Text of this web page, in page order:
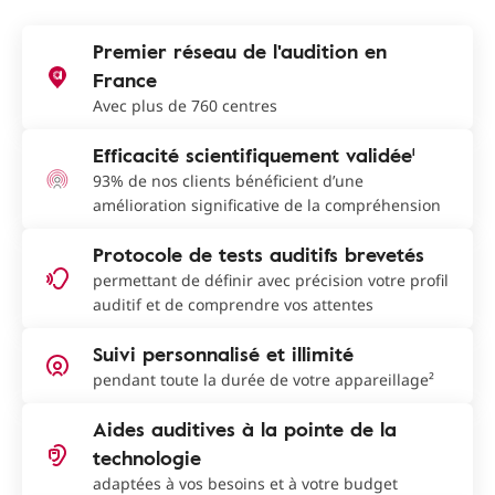
Premier réseau de l'audition en
France
Avec plus de 760 centres
Efficacité scientifiquement validée¹
93% de nos clients bénéficient d’une
amélioration significative de la compréhension
Protocole de tests auditifs brevetés
permettant de définir avec précision votre profil
auditif et de comprendre vos attentes
Suivi personnalisé et illimité
pendant toute la durée de votre appareillage²
Aides auditives à la pointe de la
technologie
adaptées à vos besoins et à votre budget